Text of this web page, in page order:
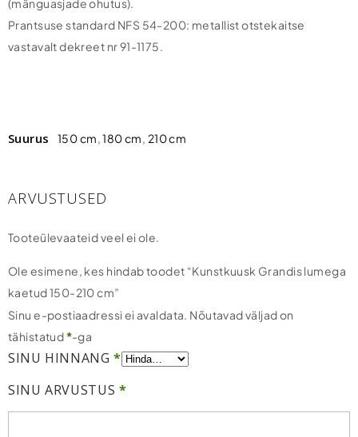
(mänguasjade ohutus).
Prantsuse standard NFS 54-200: metallist otstekaitse
vastavalt dekreet nr 91-1175.
Suurus 150 cm,180 cm, 210 cm
ARVUSTUSED
Tooteülevaateid veel ei ole.
Ole esimene, kes hindab toodet “Kunstkuusk Grandis lumega
kaetud 150-210 cm”
Sinu e-postiaadressi ei avaldata. Nõutavad väljad on
tähistatud*-ga
SINU HINNANG*
SINU ARVUSTUS *